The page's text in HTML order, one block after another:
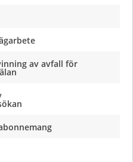
av avfall för